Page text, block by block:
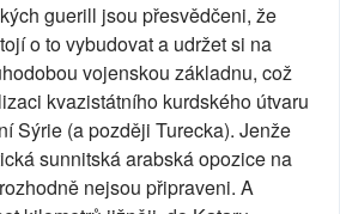
guerill jsou přesvědčeni, že
o to vybudovat a udržet si na
vojenskou základnu, což
kvazistátního kurdského útvaru
Sýrie (a později Turecka). Jenže
sunnitská arabská opozice na
nejsou připraveni. A